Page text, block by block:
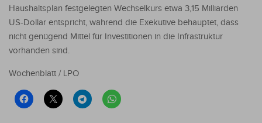
Haushaltsplan festgelegten Wechselkurs etwa 3,15 Milliarden
US-Dollar entspricht, während die Exekutive behauptet, dass
nicht genügend Mittel für Investitionen in die Infrastruktur
vorhanden sind.
Wochenblatt / LPO